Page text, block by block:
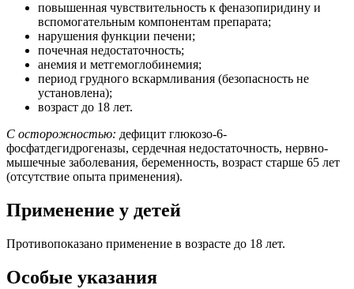
повышенная чувствительность к феназопиридину и
вспомогательным компонентам препарата;
нарушения функции печени;
почечная недостаточность;
анемия и метгемоглобинемия;
период грудного вскармливания (безопасность не
установлена);
возраст до 18 лет.
С осторожностью: дефицит глюкозо-6-
фосфатдегидрогеназы, сердечная недостаточность, нервно-
мышечные заболевания, беременность, возраст старше 65 лет
(отсутствие опыта применения).
Применение у детей
Противопоказано применение в возрасте до 18 лет.
Особые указания